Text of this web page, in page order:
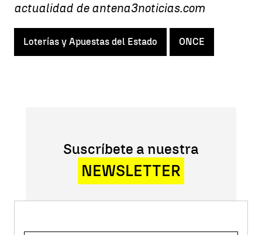
actualidad de antena3noticias.com
Loterías y Apuestas del Estado ONCE
Suscríbete a nuestra
NEWSLETTER